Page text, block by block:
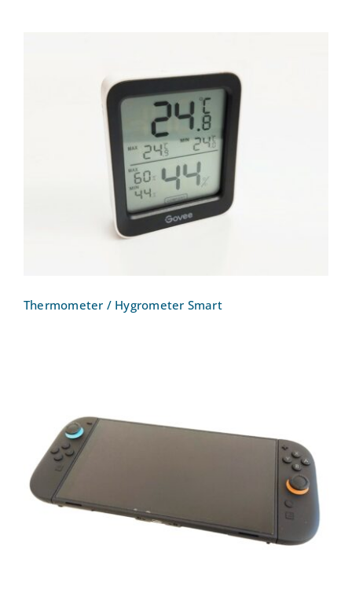
Thermometer / Hygrometer Smart
Thermometer / Hygrometer Smart